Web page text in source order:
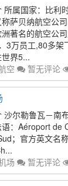
所属国家：比利
称萨贝纳航空公
著名的航空公
3万员工,80多架
界5...
空 暂无评论
沙尔勒鲁瓦－南
语：Aéroport de
；官方英文名
场 暂无评论